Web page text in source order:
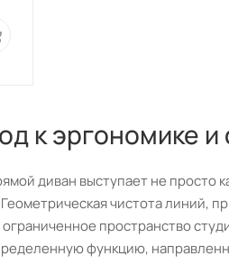
к эргономике и
диван выступает не
чистота линий,
пространство
функцию,